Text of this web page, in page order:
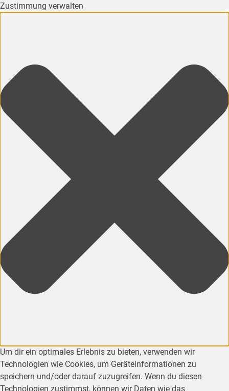
Zustimmung verwalten
Um dir ein optimales Erlebnis zu bieten, verwenden wir
Technologien wie Cookies, um Geräteinformationen zu
speichern und/oder darauf zuzugreifen. Wenn du diesen
Technologien zustimmst, können wir Daten wie das